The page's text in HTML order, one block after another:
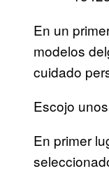
En un
modelos
cuidado
Escojo
En primer